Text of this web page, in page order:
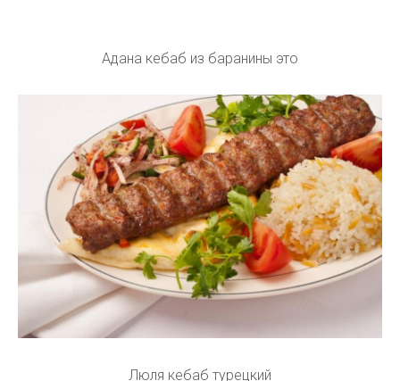
Адана кебаб из баранины это
Люля кебаб турецкий